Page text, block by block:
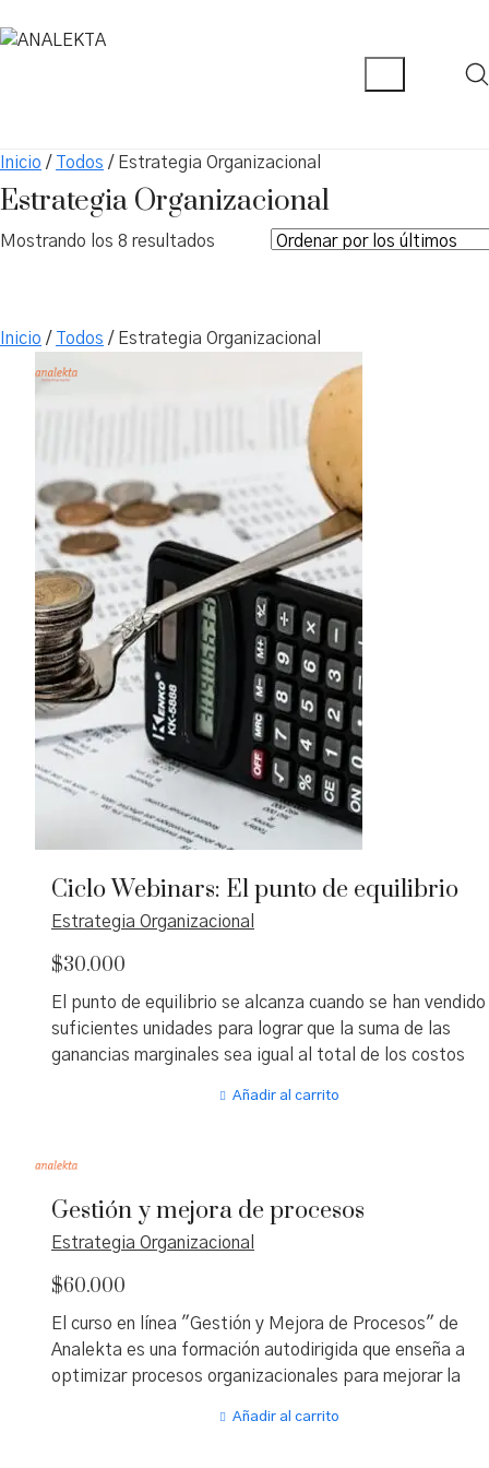
Inicio / Todos / Estrategia Organizacional
Estrategia Organizacional
Mostrando los 8 resultados Ordenado
Inicio / Todos / Estrategia Organizacional
Ciclo Webinars: El punto de equilibrio
Estrategia Organizacional
$30.000
El punto de equilibrio se alcanza cuando se han vendido
suficientes unidades para lograr que la suma de las
ganancias marginales sea igual al total de los costos
desenvolvimiento de una empresa.
Añadir al carrito
Gestión y mejora de procesos
Estrategia Organizacional
$60.000
El curso en línea "Gestión y Mejora de Procesos" de
Analekta es una formación autodirigida que enseña a
optimizar procesos organizacionales para mejorar la
Añadir al carrito